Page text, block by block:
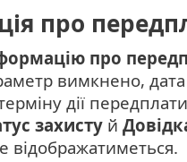
про
про
вимкнено, дата
дії
захисту й
відображатиметься.